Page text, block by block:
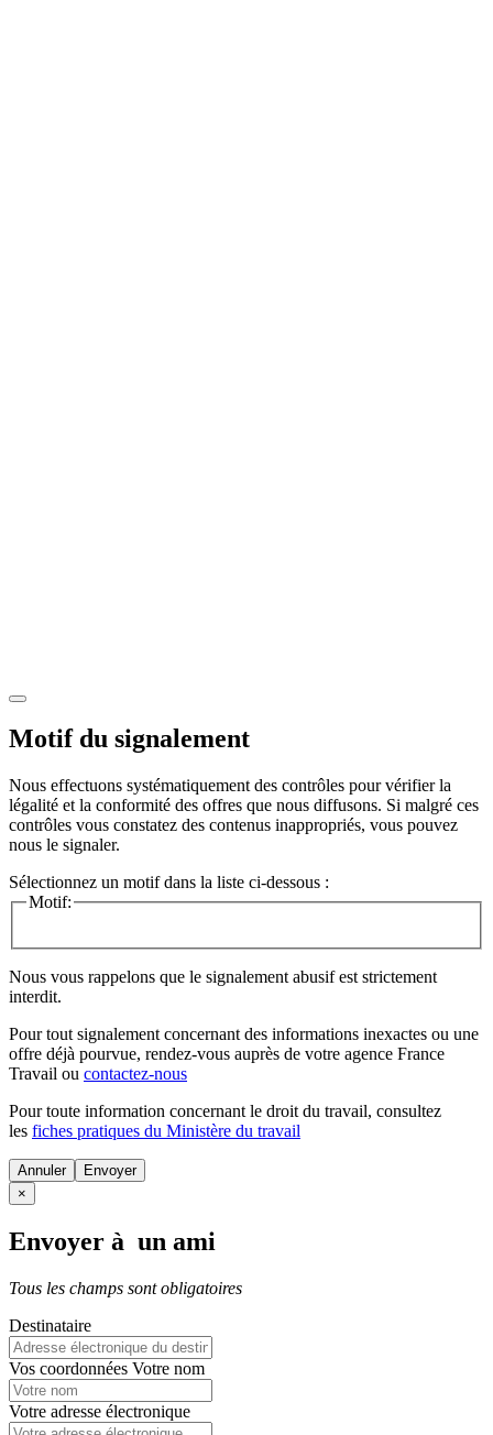
Motif du signalement
Nous effectuons systématiquement des contrôles pour vérifier la
légalité et la conformité des offres que nous diffusons. Si malgré ces
contrôles vous constatez des contenus inappropriés, vous pouvez
nous le signaler.
Sélectionnez un motif dans la liste ci-dessous :
Motif:
Nous vous rappelons que le signalement abusif est strictement
interdit.
Pour tout signalement concernant des informations inexactes ou une
offre déjà pourvue, rendez-vous auprès de votre agence France
Travail ou contactez-nous
Pour toute information concernant le droit du travail, consultez
les fiches pratiques du Ministère du travail
Annuler
×
Envoyer à un ami
Tous les champs sont obligatoires
Destinataire
Vos coordonnées Votre nom
Votre adresse électronique